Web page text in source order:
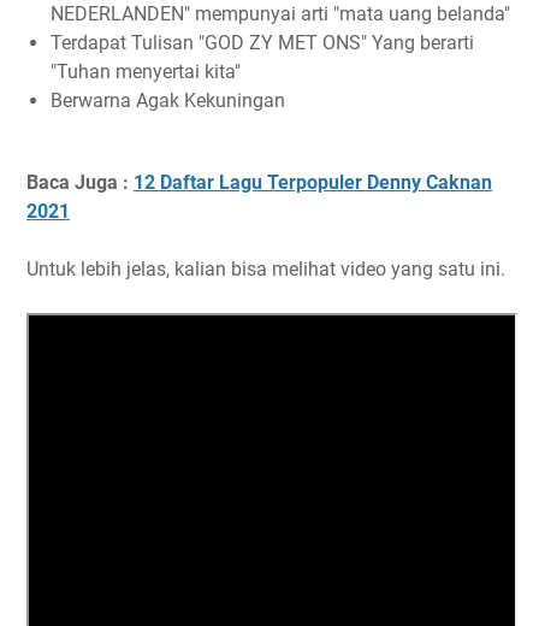
NEDERLANDEN" mempunyai arti "mata uang belanda"
Terdapat Tulisan "GOD ZY MET ONS" Yang berarti
"Tuhan menyertai kita"
Berwarna Agak Kekuningan
Baca Juga : 12 Daftar Lagu Terpopuler Denny Caknan
2021
Untuk lebih jelas, kalian bisa melihat video yang satu ini.